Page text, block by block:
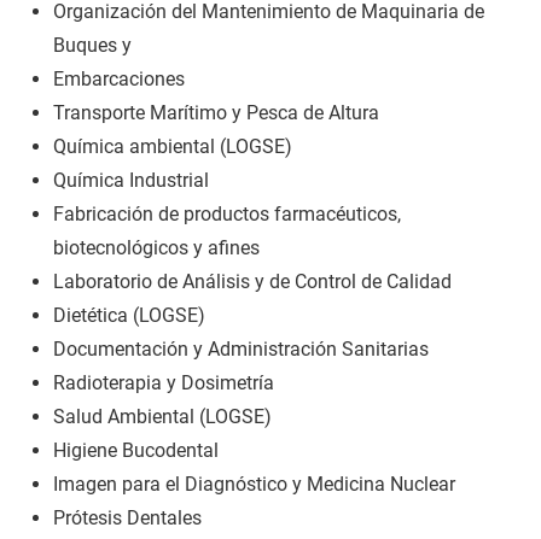
Organización del Mantenimiento de Maquinaria de
Buques y
Embarcaciones
Transporte Marítimo y Pesca de Altura
Química ambiental (LOGSE)
Química Industrial
Fabricación de productos farmacéuticos,
biotecnológicos y afines
Laboratorio de Análisis y de Control de Calidad
Dietética (LOGSE)
Documentación y Administración Sanitarias
Radioterapia y Dosimetría
Salud Ambiental (LOGSE)
Higiene Bucodental
Imagen para el Diagnóstico y Medicina Nuclear
Prótesis Dentales